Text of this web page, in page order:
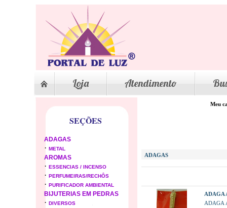
Loja Atendimento
SEÇÕES
ADAGAS
· METAL
AROMAS
· ESSENCIAS / INCENSO
· PERFUMEIRAS/RECHÔS
· PURIFICADOR AMBIENTAL
BIJUTERIAS EM PEDRAS
· DIVERSOS
Meu
ADAGAS
ADAGA
ADAGA